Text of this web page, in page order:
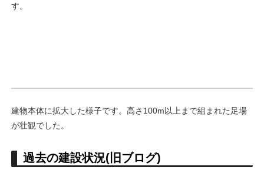
す。
建物本体に拡大した様子です。高さ100m以上まで組まれた足場
が壮観でした。
過去の建設状況(旧ブログ)